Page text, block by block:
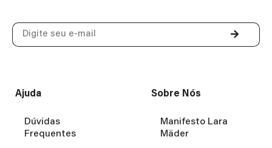
Ajuda
Dúvidas
Frequentes
Sobre Nós
Manifesto Lara
Mäder